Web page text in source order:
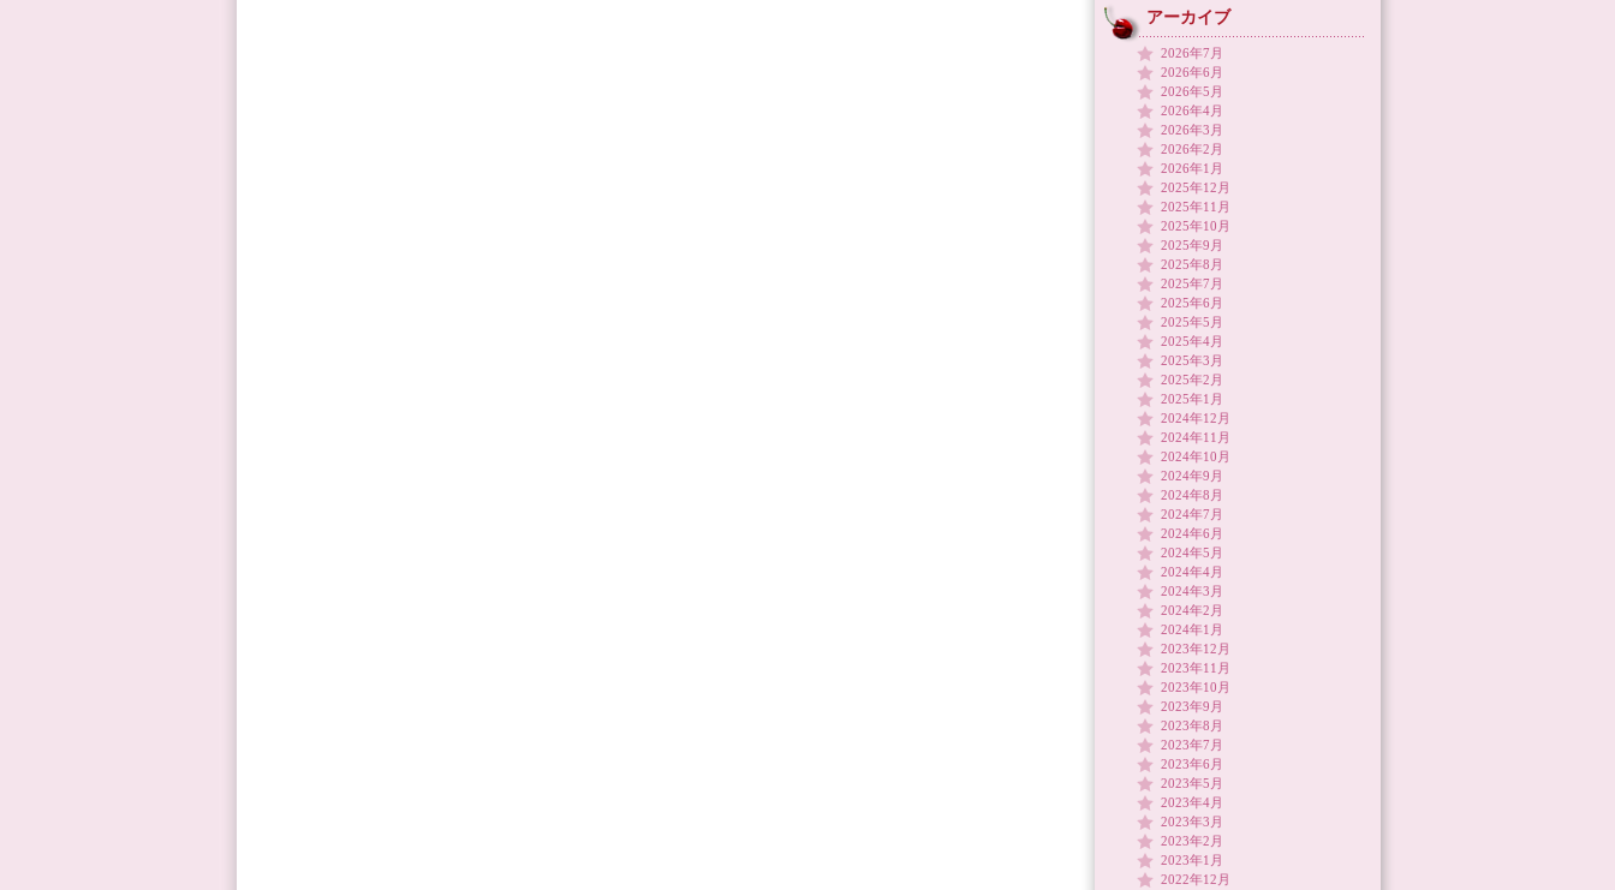
アーカイブ
2026年7月
2026年6月
2026年5月
2026年4月
2026年3月
2026年2月
2026年1月
2025年12月
2025年11月
2025年10月
2025年9月
2025年8月
2025年7月
2025年6月
2025年5月
2025年4月
2025年3月
2025年2月
2025年1月
2024年12月
2024年11月
2024年10月
2024年9月
2024年8月
2024年7月
2024年6月
2024年5月
2024年4月
2024年3月
2024年2月
2024年1月
2023年12月
2023年11月
2023年10月
2023年9月
2023年8月
2023年7月
2023年6月
2023年5月
2023年4月
2023年3月
2023年2月
2023年1月
2022年12月